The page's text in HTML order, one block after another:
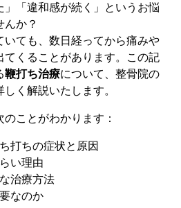
「違和感が続く」というお悩
んか？
いても、数日経ってから痛みや
てくることがあります。この記
鞭打ち治療について、整骨院の
く解説いたします。
ことがわかります：
打ちの症状と原因
い理由
治療方法
なのか